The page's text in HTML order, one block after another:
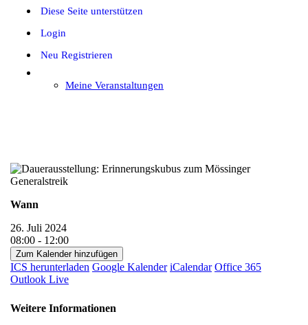
Diese Seite unterstützen
Login
Neu Registrieren
Meine Veranstaltungen
Wann
26. Juli 2024
08:00 - 12:00
Zum Kalender hinzufügen
ICS herunterladen Google Kalender iCalendar Office 365
Outlook Live
Weitere Informationen